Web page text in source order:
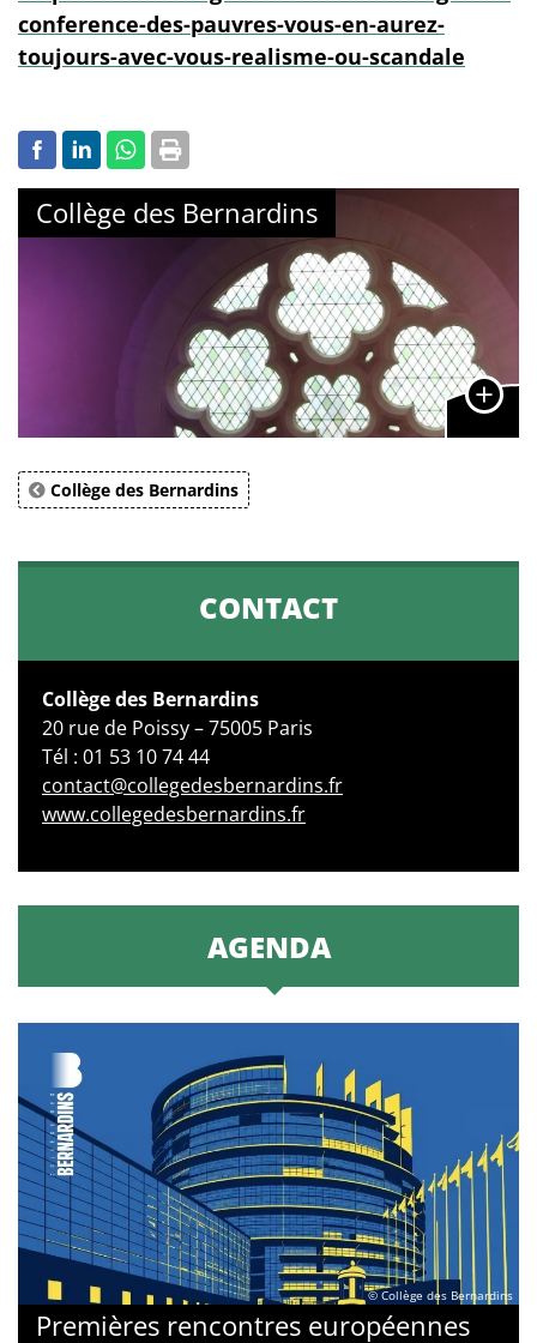
conference-des-pauvres-vous-en-aurez-
toujours-avec-vous-realisme-ou-scandale
Collège des Bernardins
Collège des Bernardins
CONTACT
Collège des Bernardins
20 rue de Poissy – 75005 Paris
Tél : 01 53 10 74 44
contact@collegedesbernardins.fr
www.collegedesbernardins.fr
AGENDA
© Collège des Bernardins
Premières rencontres européennes